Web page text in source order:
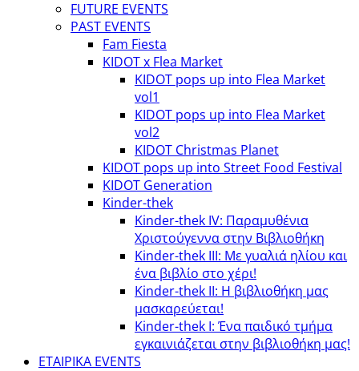
FUTURE EVENTS
PAST EVENTS
Fam Fiesta
KIDOT x Flea Market
KIDOT pops up into Flea Market
vol1
KIDOT pops up into Flea Market
vol2
KIDOT Christmas Planet
KIDOT pops up into Street Food Festival
KIDOT Generation
Kinder-thek
Kinder-thek IV: Παραμυθένια
Χριστούγεννα στην Βιβλιοθήκη
Κinder-thek III: Με γυαλιά ηλίου και
ένα βιβλίο στο χέρι!
Κinder-thek II: Η βιβλιοθήκη μας
μασκαρεύεται!
Κinder-thek I: Ένα παιδικό τμήμα
εγκαινιάζεται στην βιβλιοθήκη μας!
ΕΤΑΙΡΙΚΑ EVENTS